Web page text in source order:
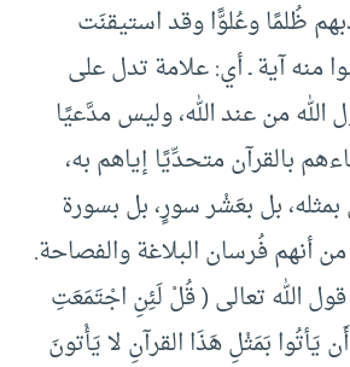
ظُلمًا وعُلوًّا وقد استيقنَت
منه آية ـ أي: علامة تدل على
من عند الله، وليس مدَّعيًا
بالقرآن متحدِّيًا إياهم به،
بل بعَشْر سورٍ، بل بسورة
أنهم فُرسان البلاغة والفصاحة.
الله تعالى ( قُلْ لَئِنِ اجْتَمَعَتِ
بَمَثْلِ هَذَا القرآنِ لا يَأْتونَ